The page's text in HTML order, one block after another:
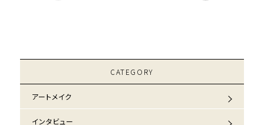
CATEGORY
アートメイク
インタビュー